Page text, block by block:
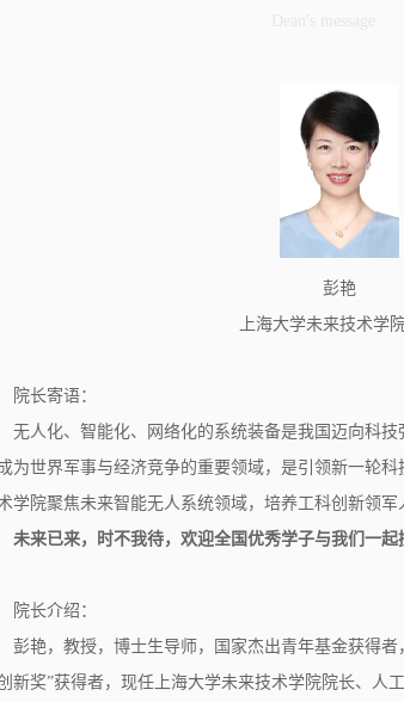
彭艳
上海大学未来技术学
院长寄语：
无人化、智能化、网络化的系统装备是我国迈向科
为世界军事与经济竞争的重要领域，是引领新一轮
学院聚焦未来智能无人系统领域，培养工科创新领军
未来已来，时不我待，欢迎全国优秀学子与我们一起
院长介绍：
彭艳，教授，博士生导师，国家杰出青年基金获得者
新奖”获得者，现任上海大学未来技术学院院长、人